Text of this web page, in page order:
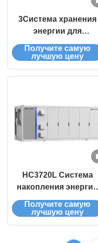
3Система хранения
энергии для
контейнеров с
мощностью 0,72 МВт /
Получите самую
лучшую цену
HC3720L Система
накопления энергии
LiFePO4 3727 кВтч с
жидкостным
Получите самую
лучшую цену